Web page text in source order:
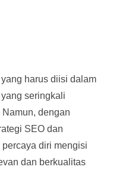
harus diisi dalam
seringkali
dengan
SEO dan
diri mengisi
dan berkualitas